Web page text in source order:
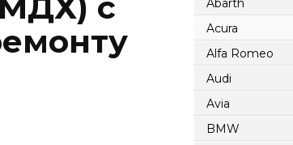
Acura
Alfa Romeo
Audi
Avia
BMW